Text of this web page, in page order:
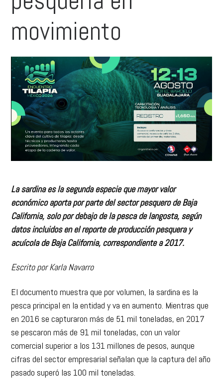
movimiento
La sardina es la segunda especie que mayor valor
económico aporta por parte del sector pesquero de Baja
California, solo por debajo de la pesca de langosta, según
datos incluidos en el reporte de producción pesquera y
acuícola de Baja California, correspondiente a 2017.
Escrito por Karla Navarro
El documento muestra que por volumen, la sardina es la
pesca principal en la entidad y va en aumento. Mientras que
en 2016 se capturaron más de 51 mil toneladas, en 2017
se pescaron más de 91 mil toneladas, con un valor
comercial superior a los 131 millones de pesos, aunque
cifras del sector empresarial señalan que la captura del año
pasado superó las 100 mil toneladas.